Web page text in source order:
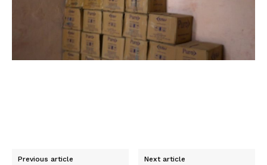
Previous article Next article